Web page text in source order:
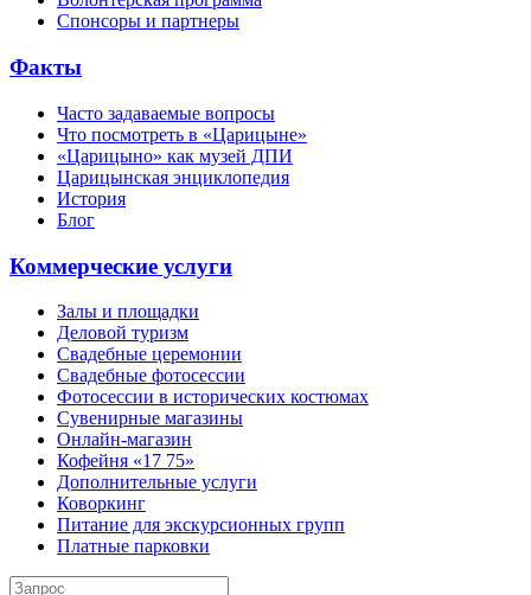
Спонсоры и партнеры
Факты
Часто задаваемые вопросы
Что посмотреть в «Царицыне»
«Царицыно» как музей ДПИ
Царицынская энциклопедия
История
Блог
Коммерческие услуги
Залы и площадки
Деловой туризм
Свадебные церемонии
Свадебные фотосессии
Фотосессии в исторических костюмах
Сувенирные магазины
Онлайн-магазин
Кофейня «17 75»
Дополнительные услуги
Коворкинг
Питание для экскурсионных групп
Платные парковки